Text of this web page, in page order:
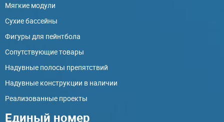
Мягкие модули
Сухие бассейны
Фигуры для пейнтбола
Сопутствующие товары
Надувные полосы препятствий
Надувные конструкции в наличии
Реализованные проекты
Единый номер